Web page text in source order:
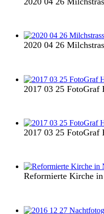
2020 04 26
2017 03 25 FotoGraf
2017 03 25
Reformierte Kirche in